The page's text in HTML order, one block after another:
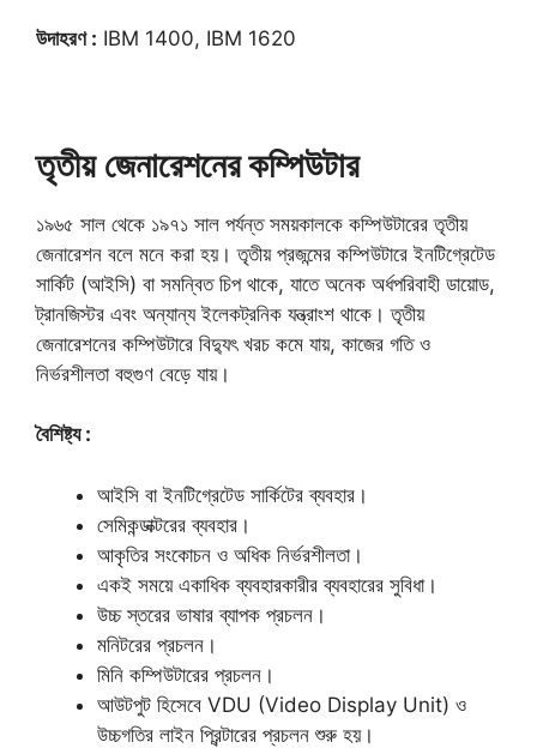
উদাহরণ : IBM 1400, IBM 1620
তৃতীয় জেনারেশনের কম্পিউটার
১৯৬৫ সাল থেকে ১৯৭১ সাল পর্যন্ত সময়কালকে কম্পিউটারের তৃতীয়
জেনারেশন বলে মনে করা হয়। তৃতীয় প্রজন্মের কম্পিউটারে ইনটিগ্রেটেড
সার্কিট (আইসি) বা সমন্বিত চিপ থাকে, যাতে অনেক অর্ধপরিবাহী ডায়োড,
ট্রানজিস্টর এবং অন্যান্য ইলেকট্রনিক যন্ত্রাংশ থাকে। তৃতীয়
জেনারেশনের কম্পিউটারে বিদ্যুৎ খরচ কমে যায়, কাজের গতি ও
নির্ভরশীলতা বহুগুণ বেড়ে যায়।
বৈশিষ্ট্য :
আইসি বা ইনটিগ্রেটেড সার্কিটের ব্যবহার।
সেমিকন্ডাক্টরের ব্যবহার।
আকৃতির সংকোচন ও অধিক নির্ভরশীলতা।
একই সময়ে একাধিক ব্যবহারকারীর ব্যবহারের সুবিধা।
উচ্চ স্তরের ভাষার ব্যাপক প্রচলন।
মনিটরের প্রচলন।
মিনি কম্পিউটারের প্রচলন।
আউটপুট হিসেবে VDU (Video Display Unit) ও
উচ্চগতির লাইন প্রিন্টারের প্রচলন শুরু হয়।